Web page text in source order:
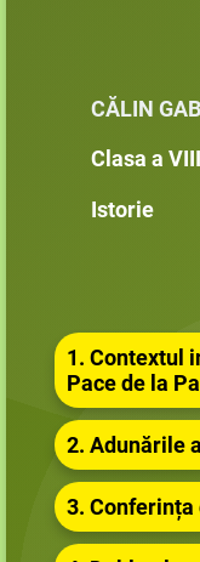
CĂLIN
Clasa a
Istorie
1. Contextul
Pace de la
2. Adunările
3. Conferința